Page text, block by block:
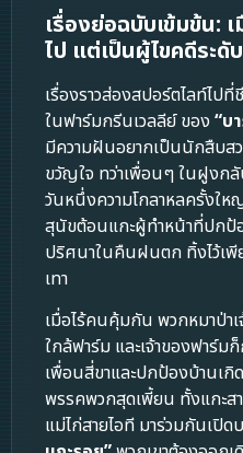
เรื่องย่อฉบับเข้มข้น:
ไป แต่เป็นผู้ไขคดีระดั
เรื่องราวส่องสปอร์ตไลท์ไ
ในฟาร์มกรีนเวลลีย์ ของ “บ
มีความฝันอยากเป็นนักสืบ
ขวัญใจ ทว่าเพื่อนๆ ในฝูงกลั
วันหนึ่งความโกลาหลครั้งให
สุนัขต้อนแกะผู้ทำหน้าที่ปกป้อ
ปริศนาในคืนฝนตก ทิ้งไว้เพี
เทา
เมื่อไร้คนคุ้มกัน พวกหมาป่าเ
ใกล้ฟาร์ม และเจ้าของฟาร์ม
เพื่อนสี่ขาและปกป้องบ้านเกิ
พรรคพวกสุดเพี้ยน ทั้งแกะส
แม่ไก่สายไอที มาร่วมกันเปิ